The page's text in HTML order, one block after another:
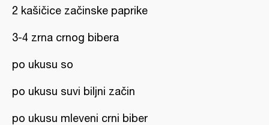
2 kašičice začinske paprike
3-4 zrna crnog bibera
po ukusu so
po ukusu suvi biljni začin
po ukusu mleveni crni biber